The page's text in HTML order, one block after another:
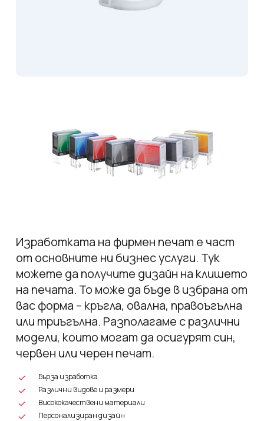
Изработката на фирмен печат е част
от основните ни бизнес услуги. Тук
можете да получите дизайн на клишето
на печата. То може да бъде в избрана от
вас форма – кръгла, овална, правоъгълна
или триъгълна. Разполагаме с различни
модели, които могат да осигурят син,
червен или черен печат.
Бърза изработка
Различни видове и размери
Висококачествени материали
Персонализиран дизайн